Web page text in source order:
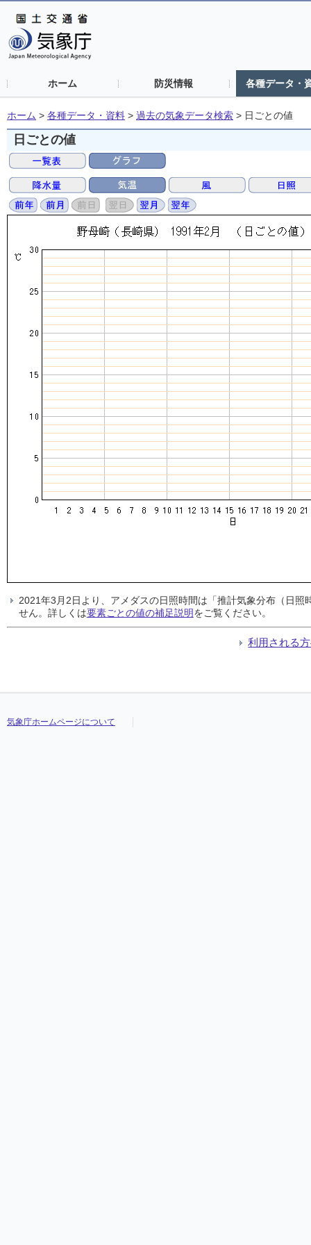
ホーム 防災情報 各種データ・
ホーム > 各種データ・資料 > 過去の気象データ検索 > 日ごとの値
日ごとの値
2021年3月2日より、アメダスの日照時間は「推計気象分布（日
せん。詳しくは要素ごとの値の補足説明をご覧ください。
利用される
気象庁ホームページについて